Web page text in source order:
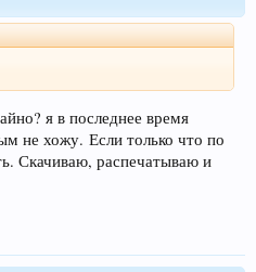
я в последнее время
не хожу. Если только что по
Скачиваю, распечатываю и